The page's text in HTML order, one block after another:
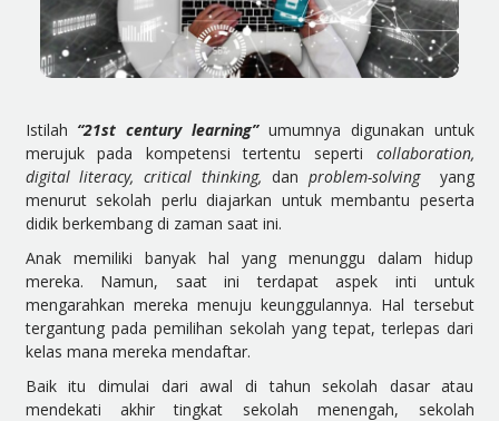
Istilah “21st century learning”umumnya digunakan untuk
merujuk pada kompetensi tertentu seperti collaboration,
digital literacy, critical thinking, dan problem-solvingyang
menurut sekolah perlu diajarkan untuk membantu peserta
didik berkembang di zaman saat ini.
Anak memiliki banyak hal yang menunggu dalam hidup
mereka. Namun, saat ini terdapat aspek inti untuk
mengarahkan mereka menuju keunggulannya. Hal tersebut
tergantung pada pemilihan sekolah yang tepat, terlepas dari
kelas mana mereka mendaftar.
Baik itu dimulai dari awal di tahun sekolah dasar atau
mendekati akhir tingkat sekolah menengah, sekolah